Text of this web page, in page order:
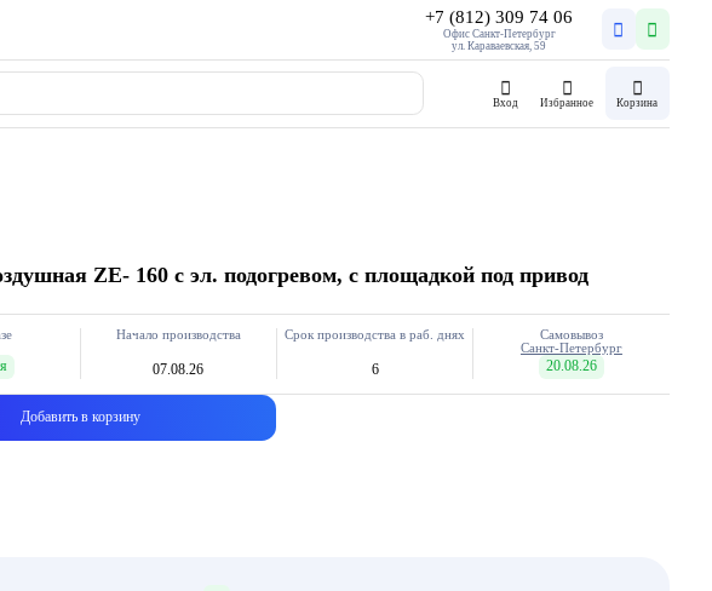
+7 (812) 309 74 06
Офис Санкт-Петербург
ул. Караваевская, 59
Вход Избранное Корзина
ZE- 160 с эл. подогревом, с площадкой под привод
Начало производства
07.08.26
Срок производства в раб. днях
6
Самовывоз
Санкт-Петербург
20.08.26
Добавить в корзину